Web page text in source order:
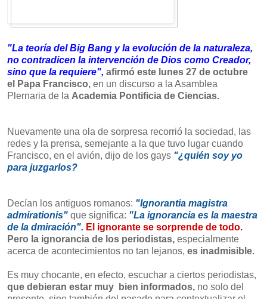
"La teoría del Big Bang y la evolución de la naturaleza,
no contradicen la intervención de Dios como Creador,
sino que la requiere", afirmó este lunes 27 de octubre
el Papa Francisco, en un discurso a la Asamblea
Plernaria de la Academia Pontificia de Ciencias.
Nuevamente una ola de sorpresa recorrió la sociedad, las
redes y la prensa, semejante a la que tuvo lugar cuando
Francisco, en el avión, dijo de los gays "¿quién soy yo
para juzgarlos?
Decían los antiguos romanos: "Ignorantia magistra
admirationis" que significa: "La ignorancia es la maestra
de la dmiración". El ignorante se sorprende de todo.
Pero la ignorancia de los periodistas, especialmente
acerca de acontecimientos no tan lejanos, es inadmisible.
Es muy chocante, en efecto, escuchar a ciertos periodistas,
que debieran estar muy bien informados, no solo del